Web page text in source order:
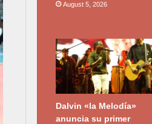
August 5, 2026
Dalvin «la Melodía»
anuncia su primer